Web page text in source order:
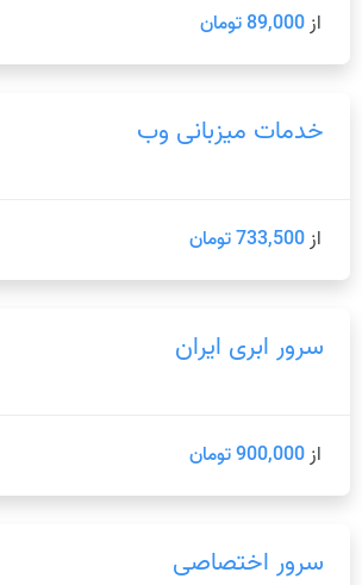
از89,000 تومان
خدمات میزبانی وب
از733,500 تومان
سرور ابری ایران
از900,000 تومان
سرور اختصاصی